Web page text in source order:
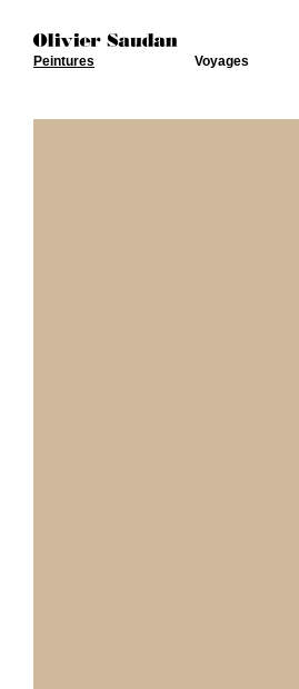
Peintures Voyages